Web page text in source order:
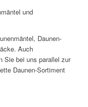
und
Daunen-
Auch
Sie bei uns parallel zur
Daunen-Sortiment